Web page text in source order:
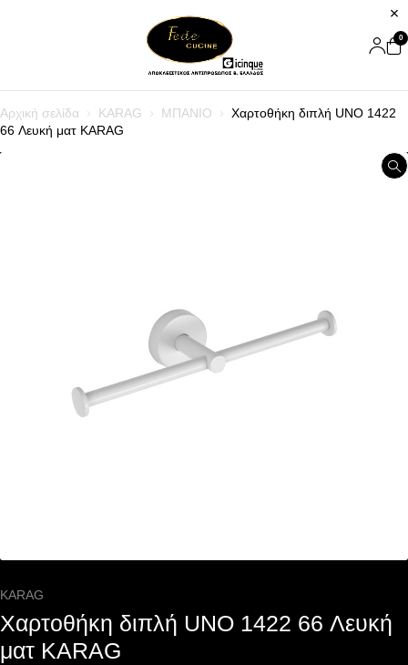
0
Αρχική σελίδα KARAG ΜΠΑΝΙΟ
Χαρτοθήκη διπλή UNO 1422
66 Λευκή ματ KARAG
KARAG
Χαρτοθήκη διπλή UNO 1422 66 Λευκή
ματ KARAG